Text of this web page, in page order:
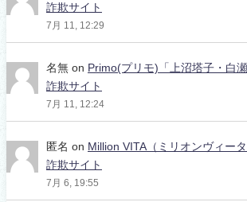
詐欺サイト
7月 11, 12:29
名無 on Primo(プリモ)「上沼塔子・白
詐欺サイト
7月 11, 12:24
匿名 on Million VITA（ミリオンヴィー
詐欺サイト
7月 6, 19:55